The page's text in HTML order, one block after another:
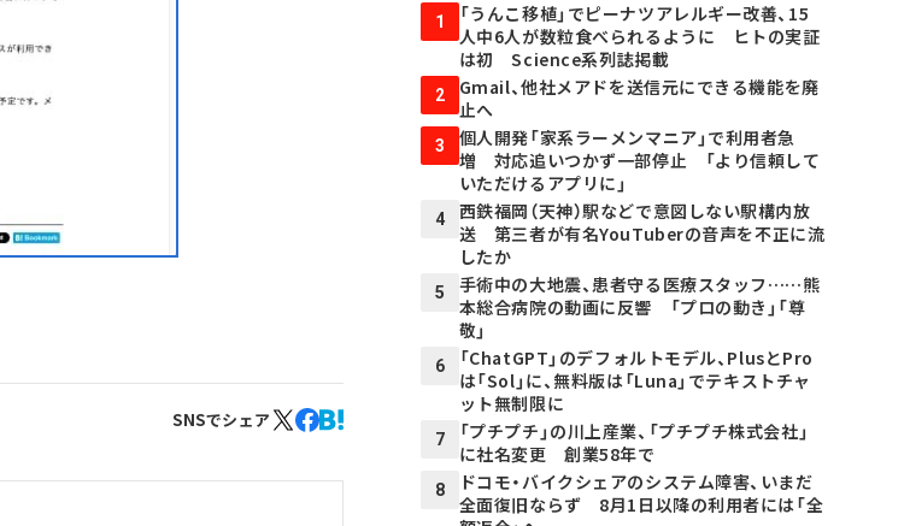
SNSでシェア
1
「うんこ移植」でピーナツアレルギー改善、15
人中6人が数粒食べられるように ヒトの実証
は初 Science系列誌掲載
2
Gmail、他社メアドを送信元にできる機能を廃
止へ
3
個人開発「家系ラーメンマニア」で利用者急
増 対応追いつかず一部停止 「より信頼して
いただけるアプリに」
4
西鉄福岡（天神）駅などで意図しない駅構内放
送 第三者が有名YouTuberの音声を不正に流
したか
5
手術中の大地震、患者守る医療スタッフ……熊
本総合病院の動画に反響 「プロの動き」「尊
敬」
6
「ChatGPT」のデフォルトモデル、PlusとPro
は「Sol」に、無料版は「Luna」でテキストチャ
ット無制限に
7
「プチプチ」の川上産業、「プチプチ株式会社」
に社名変更 創業58年で
8
ドコモ・バイクシェアのシステム障害、いまだ
全面復旧ならず 8月1日以降の利用者には「全